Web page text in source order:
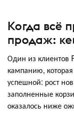
Когда всё
продаж:
Один из клиентов
кампанию,
успешной: рост
заполненные
оказалось ниже